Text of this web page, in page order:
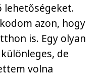
lehetőségeket.
azon, hogy
is. Egy olyan
de
volna